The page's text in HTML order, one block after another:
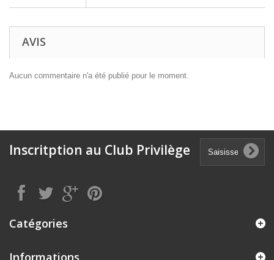
AVIS
Aucun commentaire n'a été publié pour le moment.
Inscritption au Club Privilège
Catégories
Informations